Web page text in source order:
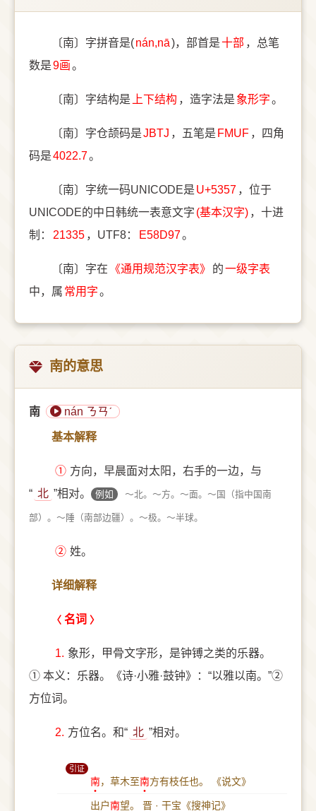
〔南〕字拼音是(nán,nā)，部首是⼗部 ，总笔
数是9画。
〔南〕字结构是 上下结构 ，造字法是 象形字。
〔南〕字仓颉码是JBTJ ，五笔是 FMUF ，四角
码是4022.7。
〔南〕字统一码UNICODE是 U+5357 ，位于
UNICODE的中日韩统一表意文字 (基本汉字) ，十进
制：
21335 ，UTF8： E58D97。
〔南〕字在 《通用规范汉字表》 的一级字表
中，属 常用字。
南的意思
南 nán ㄋㄢˊ
基本解释
① 方向，早晨面对太阳，右手的一边，与
“ 北 ”相对。 例如 ～北。～方。～面。～国（指中国南
部）。～陲（南部边疆）。～极。～半球。
② 姓。
详细解释
名词
1. 象形，甲骨文字形，是钟镈之类的乐器。
① 本义：乐器。《诗·小雅·鼓钟》：“以雅以南。”②
方位词。
2. 方位名。和“ 北 ”相对。
引证
南，草木至南方有枝任也。 《说文》
出户南望。 晋 · 干宝《搜神记》